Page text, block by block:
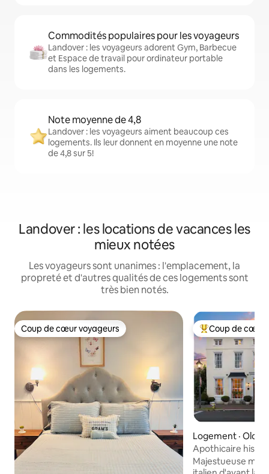
Commodités populaires pour les voyageurs
Landover : les voyageurs adorent Gym, Barbecue
et Espace de travail pour ordinateur portable
dans les logements.
Note moyenne de 4,8
Landover : les voyageurs aiment beaucoup ces
logements. Ils leur donnent en moyenne une note
de 4,8 sur 5!
Landover : les locations de vacances les
mieux notées
Les voyageurs sont unanimes : l'emplacement, la
propreté et d'autres qualités de ces logements sont
très bien notés.
Coup de cœur voyageurs
Coup de cœur voyageurs Coup de cœur
Coup de cœur
Logement · Old
Apothicaire
parentales | Vieille
Majestueuse